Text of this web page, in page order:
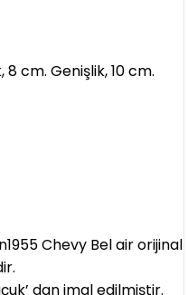
8 cm. Genişlik, 10 cm.
Chevy Bel air orijinal
dan imal edilmiştir.